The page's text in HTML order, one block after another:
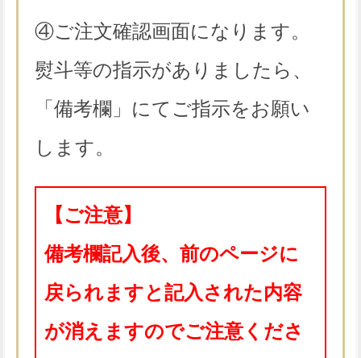
④ご注文確認画面になります。
熨斗等の指示がありましたら、
「備考欄」にてご指示をお願い
します。
【ご注意】
備考欄記入後、前のページに
戻られますと記入された内容
が消えますのでご注意くださ